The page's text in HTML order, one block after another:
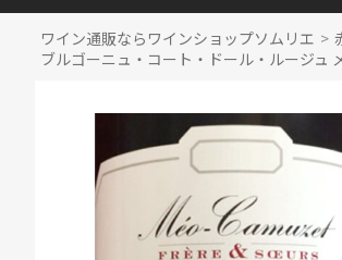
ワイン通販ならワインショップソムリエ >
ブルゴーニュ・コート・ドール・ルージ